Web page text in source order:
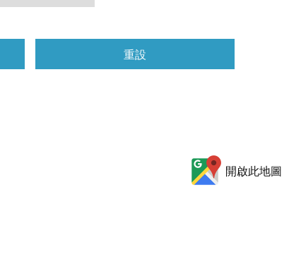
重設
開啟此地圖